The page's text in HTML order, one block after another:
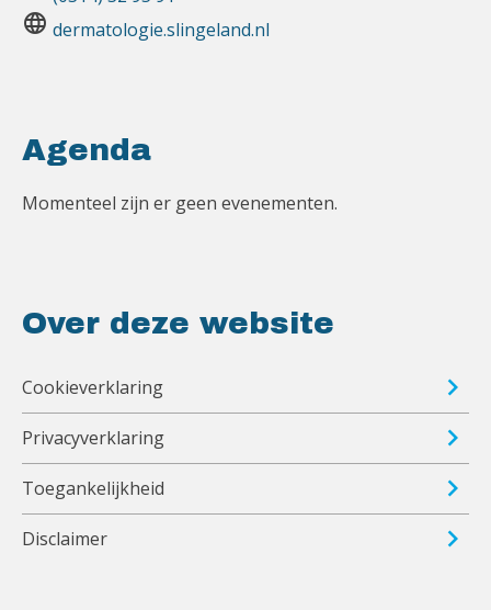
language dermatologie.slingeland.nl
Agenda
Momenteel zijn er geen evenementen.
Over deze website
Cookieverklaring
Privacyverklaring
Toegankelijkheid
Disclaimer